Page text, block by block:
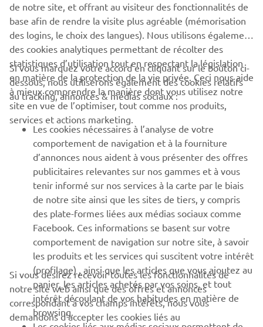
CORPORATE
BUSINESS
PLUS DE YAMAHA
SOUTIEN
BULLETIN
Soyez le premier à connaître les dernières offres, les événements
spéciaux, les nouveautés et bien plus encore
S'ABONNER
de notre site, et offrant au visiteur des fonctionnalités de
base afin de rendre la visite plus agréable (mémorisation
des logins, le choix des langues). Nous utilisons également
des cookies analytiques permettant de récolter des
statistiques d’utilisation tout en respectant la législation
en matière de la protection de la vie privée. Ceci nous aide
à mieux comprendre la manière dont vous utilisez notre
site en vue de l’optimiser, tout comme nos produits,
services et actions marketing.
Si vous marquez votre accord en cliquant sur le bouton ci-
dessous, nous utiliserons également des cookies relatifs
au tracking, annonces & médias sociaux :
Les cookies nécessaires à l’analyse de votre
comportement de navigation et à la fourniture
d’annonces nous aident à vous présenter des offres
publicitaires relevantes sur nos gammes et à vous
tenir informé sur nos services à la carte par le biais
de notre site ainsi que les sites de tiers, y compris
des plate-formes liées aux médias sociaux comme
Facebook. Ces informations se basent sur votre
comportement de navigation sur notre site, à savoir
les produits et les services qui suscitent votre intérêt
(profilage) , ainsi que les articles que vous ajoutez au
panier, les articles achetés par vos soins, et tout
intérêt découlant de vos habitudes en matière de
browsing.
Si vous désirez recevoir toutes les fonctionnalités de
notre site web ainsi que des offres et annonces
correspondant à vos champs intérêts, nous vous
demandons d’accepter les cookies liés au